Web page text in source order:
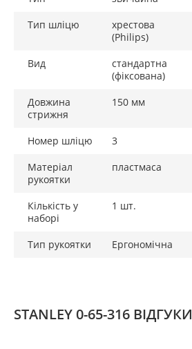
Тип шліцю
хрестова
(Philips)
Вид
стандартна
(фіксована)
Довжина
стрижня
150 мм
Номер шліцю
3
Матеріал
рукоятки
пластмаса
Кількість у
наборі
1 шт.
Тип рукоятки Ергономічна
STANLEY 0-65-316 ВІДГУКИ